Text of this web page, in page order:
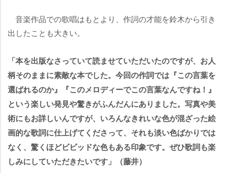
音楽作品での歌唱はもとより、作詞の才能を鈴木から引き
出したことも大きい。
「本を出版なさっていて読ませていただいたのですが、お人
柄そのままに素敵な本でした。今回の作詞では『この言葉を
選ばれるのか』『このメロディーでこの言葉なんですね！』
という楽しい発見や驚きがふんだんにありました。写真や美
術にもお詳しいんですが、いろんなきれいな色が混ざった絵
画的な歌詞に仕上げてくださって、それも淡い色ばかりでは
なく、驚くほどビビッドな色もある印象です。ぜひ歌詞も楽
しみにしていただきたいです」（藤井）